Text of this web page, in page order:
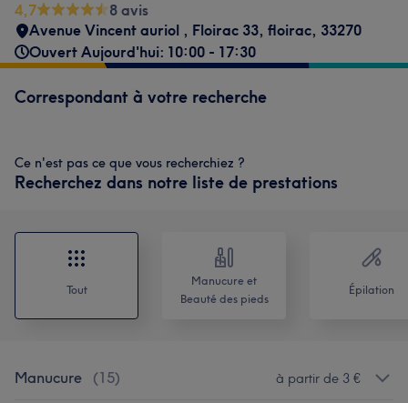
4,7
8 avis
Avenue Vincent auriol , Floirac 33, floirac, 33270
Ouvert Aujourd'hui: 10:00 - 17:30
Correspondant à votre recherche
Ce n'est pas ce que vous recherchiez ?
Recherchez dans notre liste de prestations
Tout
Manucure et
Beauté des pieds
Épilation
Manucure (15) à partir de 3 €